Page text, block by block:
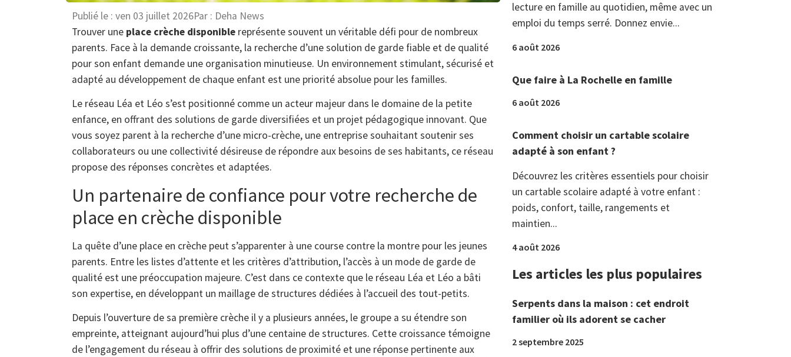
Publié le : ven 03 juillet 2026Par : Deha News
Trouver une place crèche disponible représente souvent un véritable défi pour de nombreux
parents. Face à la demande croissante, la recherche d’une solution de garde fiable et de qualité
pour son enfant demande une organisation minutieuse. Un environnement stimulant, sécurisé et
adapté au développement de chaque enfant est une priorité absolue pour les familles.
Le réseau Léa et Léo s’est positionné comme un acteur majeur dans le domaine de la petite
enfance, en offrant des solutions de garde diversifiées et un projet pédagogique innovant. Que
vous soyez parent à la recherche d’une micro-crèche, une entreprise souhaitant soutenir ses
collaborateurs ou une collectivité désireuse de répondre aux besoins de ses habitants, ce réseau
propose des réponses concrètes et adaptées.
Un partenaire de confiance pour votre recherche de
place en crèche disponible
La quête d’une place en crèche peut s’apparenter à une course contre la montre pour les jeunes
parents. Entre les listes d’attente et les critères d’attribution, l’accès à un mode de garde de
qualité est une préoccupation majeure. C’est dans ce contexte que le réseau Léa et Léo a bâti
son expertise, en développant un maillage de structures dédiées à l’accueil des tout-petits.
Depuis l’ouverture de sa première crèche il y a plusieurs années, le groupe a su étendre son
empreinte, atteignant aujourd’hui plus d’une centaine de structures. Cette croissance témoigne
de l’engagement du réseau à offrir des solutions de proximité et une réponse pertinente aux
lecture en famille au quotidien, même avec un
emploi du temps serré. Donnez envie...
6 août 2026
Que faire à La Rochelle en famille
6 août 2026
Comment choisir un cartable scolaire
adapté à son enfant ?
Découvrez les critères essentiels pour choisir
un cartable scolaire adapté à votre enfant :
poids, confort, taille, rangements et
maintien...
4 août 2026
Les articles les plus populaires
Serpents dans la maison : cet endroit
familier où ils adorent se cacher
2 septembre 2025